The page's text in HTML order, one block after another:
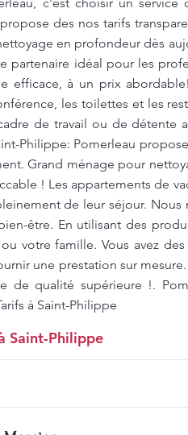
des nos tarifs
en profondeur dès
partenaire idéal pour les
efficace, à un prix
les toilettes et les
de travail ou de détente
Philippe: Pomerleau
Grand ménage pour
! Les appartements de
de leur séjour.
être. En utilisant des
votre famille. Vous avez
une prestation sur
de qualité supérieure !.
à Saint-Philippe
Saint-Philippe